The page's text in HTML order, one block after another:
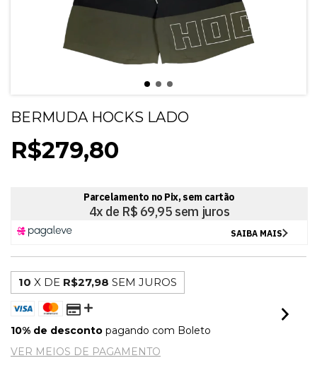
BERMUDA HOCKS LADO
R$279,80
10 X DE R$27,98 SEM JUROS
10% de desconto pagando com Boleto
VER MEIOS DE PAGAMENTO